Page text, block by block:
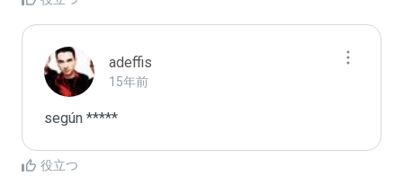
adeffis
15年前
según *****
役立つ